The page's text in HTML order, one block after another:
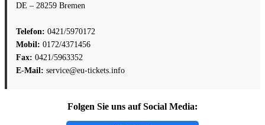
DE – 28259 Bremen
Telefon: 0421/5970172
Mobil: 0172/4371456
Fax: 0421/5963352
E-Mail: service@eu-tickets.info
Folgen Sie uns auf Social Media: